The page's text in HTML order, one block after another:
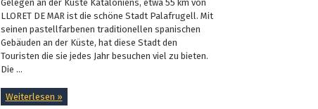
Gelegen an der Küste Kataloniens, etwa 55 km von
LLORET DE MAR ist die schöne Stadt Palafrugell. Mit
seinen pastellfarbenen traditionellen spanischen
Gebäuden an der Küste, hat diese Stadt den
Touristen die sie jedes Jahr besuchen viel zu bieten.
Die ...
Weiterlesen »